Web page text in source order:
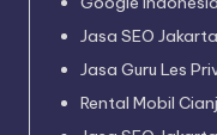
Jasa SEO Jakarta
Jasa Guru Les
Rental Mobil